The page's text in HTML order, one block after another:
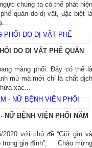
chúng ta có thể phát hiện
quản do dị vật, đặc biệt là
DO DỊ VẬT PHẾ QUẢN
màng phổi. Đây có thể là
mủ mà mới chỉ là chất dịch
xác...
NỮ BỆNH VIỆN PHỔI NĂM
2020 với chủ đề “Giữ gìn và
trong gia đình”; Chào mừng